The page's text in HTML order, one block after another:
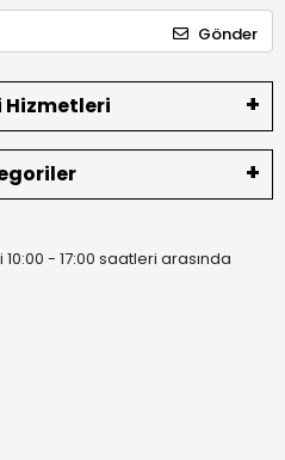
Gönder
Hizmetleri
- 17:00 saatleri arasında